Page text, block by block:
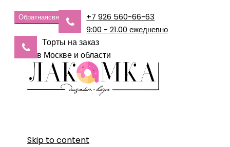
Обратнаясвязь
+7 926 560-66-63
9:00 - 21.00 ежедневно
Торты на заказ
в Москве и области
Skip to content